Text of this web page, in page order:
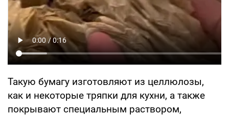
Такую бумагу изготовляют из целлюлозы,
как и некоторые тряпки для кухни, а также
покрывают специальным раствором,